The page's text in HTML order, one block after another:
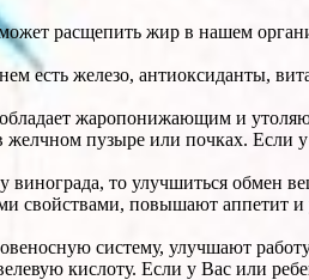
расщепить жир в нашем
есть железо, антиоксиданты,
жаропонижающим и
желчном пузыре или почках. Если
то улучшиться обмен
свойствами, повышают аппетит
систему, улучшают
кислоту. Если у Вас или